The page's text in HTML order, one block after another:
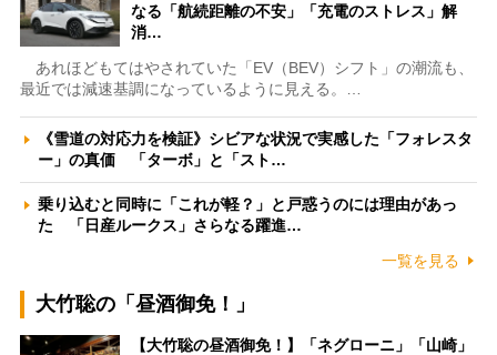
なる「航続距離の不安」「充電のストレス」解
消…
あれほどもてはやされていた「EV（BEV）シフト」の潮流も、
最近では減速基調になっているように見える。…
《雪道の対応力を検証》シビアな状況で実感した「フォレスタ
ー」の真価 「ターボ」と「スト…
乗り込むと同時に「これが軽？」と戸惑うのには理由があっ
た 「日産ルークス」さらなる躍進…
一覧を見る
大竹聡の「昼酒御免！」
【大竹聡の昼酒御免！】「ネグローニ」「山崎」